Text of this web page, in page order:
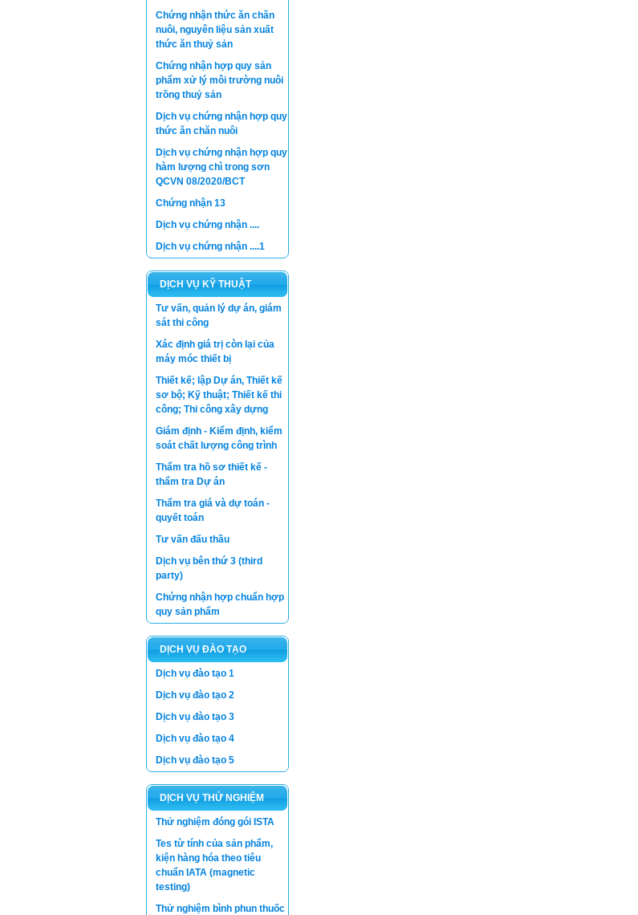
Chứng nhận thức ăn chăn
nuôi, nguyên liệu sản xuất
thức ăn thuỷ sản
Chứng nhận hợp quy sản
phẩm xử lý môi trường nuôi
trồng thuỷ sản
Dịch vụ chứng nhận hợp quy
thức ăn chăn nuôi
Dịch vụ chứng nhận hợp quy
hàm lượng chì trong sơn
QCVN 08/2020/BCT
Chứng nhận 13
Dịch vụ chứng nhận ....
Dịch vụ chứng nhận ....1
DỊCH VỤ KỸ THUẬT
Tư vấn, quản lý dự án, giám
sát thi công
Xác định giá trị còn lại của
máy móc thiết bị
Thiết kế; lập Dự án, Thiết kế
sơ bộ; Kỹ thuật; Thiết kế thi
công; Thi công xây dựng
Giám định - Kiểm định, kiểm
soát chất lượng công trình
Thẩm tra hồ sơ thiết kế -
thẩm tra Dự án
Thẩm tra giá và dự toán -
quyết toán
Tư vấn đấu thầu
Dịch vụ bên thứ 3 (third
party)
Chứng nhận hợp chuẩn hợp
quy sản phẩm
DỊCH VỤ ĐÀO TẠO
Dịch vụ đào tạo 1
Dịch vụ đào tạo 2
Dịch vụ đào tạo 3
Dịch vụ đào tạo 4
Dịch vụ đào tạo 5
DỊCH VỤ THỬ NGHIỆM
Thử nghiệm đóng gói ISTA
Tes từ tính của sản phẩm,
kiện hàng hóa theo tiêu
chuẩn IATA (magnetic
testing)
Thử nghiệm bình phun thuốc